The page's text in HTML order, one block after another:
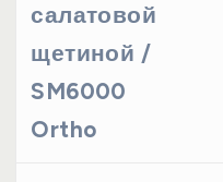
салатовой
щетиной /
SM6000
Ortho